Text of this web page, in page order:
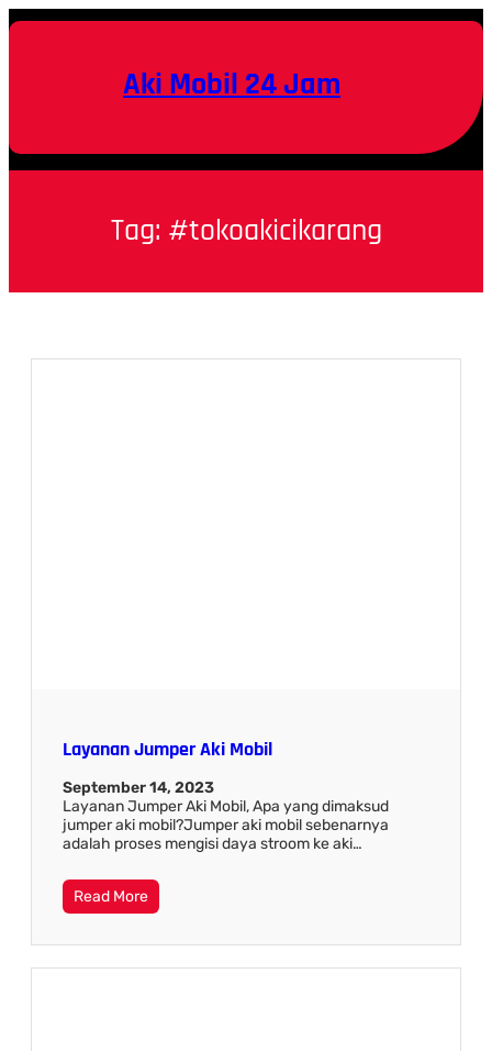
Skip
to
Aki Mobil 24 Jam
Tag: #tokoakicikarang
Layanan Jumper Aki Mobil
September 14, 2023
Layanan Jumper Aki Mobil, Apa yang dimaksud
jumper aki mobil?Jumper aki mobil sebenarnya
adalah proses mengisi daya stroom ke aki…
Read More